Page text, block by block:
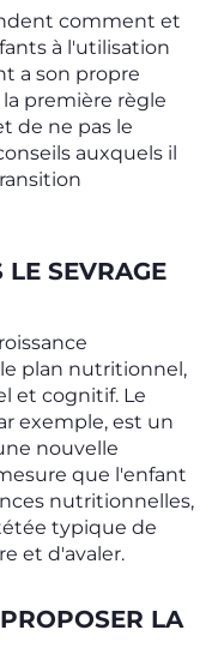
comment et
à l'utilisation
a son propre
première règle
de ne pas le
auxquels il
SEVRAGE
plan nutritionnel,
et cognitif. Le
exemple, est un
nouvelle
que l'enfant
nutritionnelles,
typique de
et d'avaler.
LA